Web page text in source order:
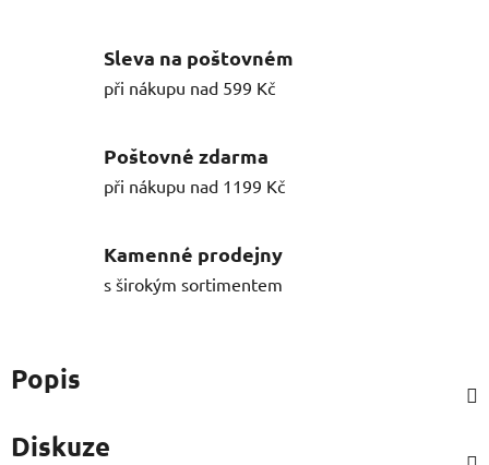
Sleva na poštovném
při nákupu nad 599 Kč
Poštovné zdarma
při nákupu nad 1199 Kč
Kamenné prodejny
s širokým sortimentem
Popis
Diskuze